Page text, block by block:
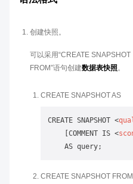
创建快照。
可以采用“CREATE
FROM”语句创建数据表快照。
CREATE SNAPSHOT AS
CREATE SNAPSHOT <
    [COMMENT IS
<
CREATE SNAPSHOT FROM